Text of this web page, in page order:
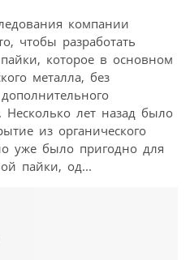
компании
чтобы разработать
которое в основном
металла, без
Несколько лет назад было
из органического
уже было пригодно для
пайки, од...